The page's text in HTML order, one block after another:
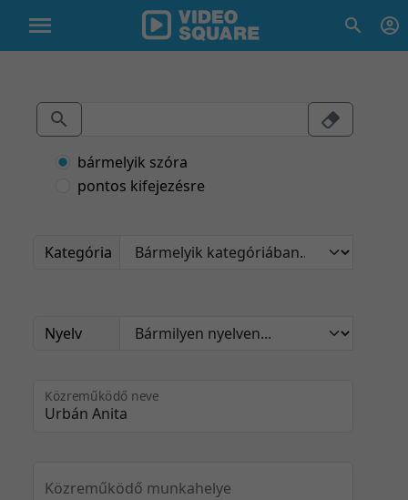
bármelyik szóra
pontos kifejezésre
Kategória
Nyelv
Közreműködő neve
Közreműködő munkahelye